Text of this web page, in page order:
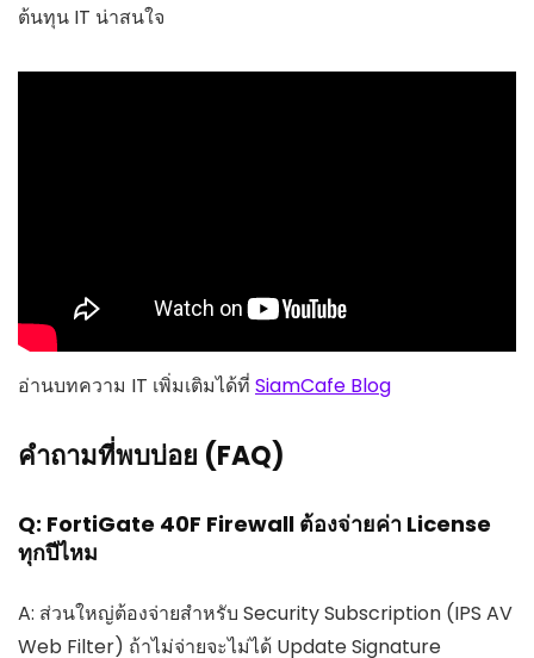
ต้นทุน IT น่าสนใจ
อ่านบทความ IT เพิ่มเติมได้ที่ SiamCafe Blog
คำถามที่พบบ่อย (FAQ)
Q: FortiGate 40F Firewall ต้องจ่ายค่า License
ทุกปีไหม
A: ส่วนใหญ่ต้องจ่ายสำหรับ Security Subscription (IPS AV
Web Filter) ถ้าไม่จ่ายจะไม่ได้ Update Signature